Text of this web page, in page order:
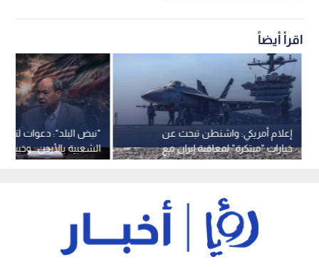
اقرأ أيضاً
"نبض البلد": دعوات لتعزيز
الشعبية بالأردن..
تحديات الاتفاق الأمريكي
إعلام أمريكي: واشنطن تبحث عن
خيارات "مبتكرة" لمعاقبة إيران مع
دخول الحرب شهرها السادس